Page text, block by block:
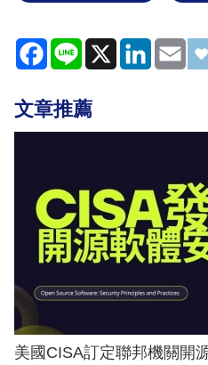
Facebook
Line X LinkedIn
文章推薦
美國CISA訂定聯邦機關開